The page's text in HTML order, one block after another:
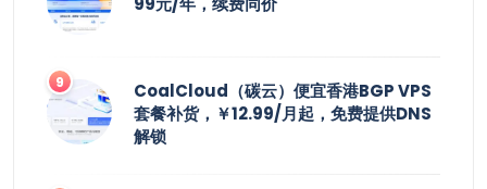
CoalCloud（碳云）便宜香港BGP VPS
套餐补货，￥12.99/月起，免费提供DNS
解锁